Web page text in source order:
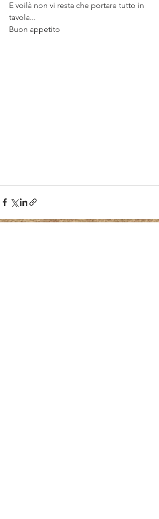
E voilà non vi resta che portare tutto in
tavola...
Buon appetito